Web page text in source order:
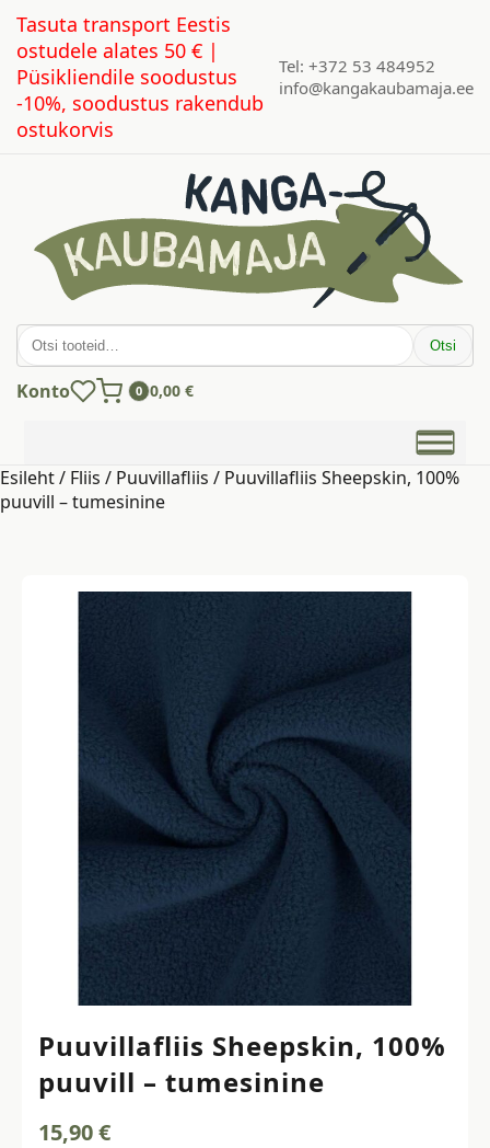
Tasuta transport Eestis
ostudele alates 50 € |
Püsikliendile soodustus
-10%, soodustus rakendub
ostukorvis
Tel: +372 53 484952
info@kangakaubamaja.ee
Otsi: Otsi
Konto 0 0,00 €
Esileht/ Fliis / Puuvillafliis / Puuvillafliis Sheepskin, 100%
puuvill – tumesinine
Puuvillafliis Sheepskin, 100%
puuvill – tumesinine
15,90€